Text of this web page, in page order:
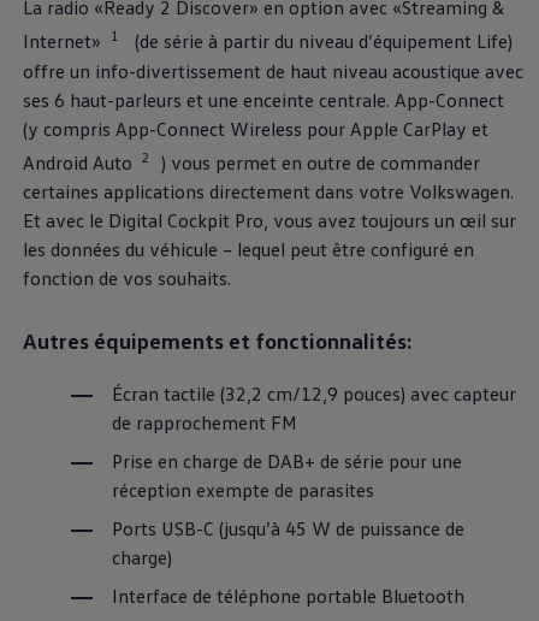
Manuel d'utilisation numérique
Garantie et financement
-> Informations utiles
-> REACH
-> Declarations of conformity
-> Action de rappel des moteurs diesel EA189
-> Informations sur les pneumatiques
-> Garantie
-> WLTP
-> Mises à jour logicielles
ID. Mise à jour du logiciel
Mise à jour GPS
Mises à jour logicielles pour véhicules
Innovations Volkswagen
Options numériques
Trouver des services pour votre modèle
Applications Volkswagen, connexion et
Connecter un téléphone mobile au véhicule
We Charge
Informations sur l'arrêt des réseaux 2G/3G
Liste des concessionnaires
Recherche de concessionnaire
Véhicules en stock
La radio «Ready 2 Discover» en option avec «Streaming &
Internet»
1
(de série à partir du niveau d’équipement Life)
offre un info-divertissement de haut niveau acoustique avec
ses 6 haut-parleurs et une enceinte centrale. App-Connect
(y compris App-Connect Wireless pour Apple CarPlay et
Android Auto
2
) vous permet en outre de commander
certaines applications directement dans votre Volkswagen.
Et avec le Digital Cockpit Pro, vous avez toujours un œil sur
les données du véhicule – lequel peut être configuré en
fonction de vos souhaits.
Autres équipements et fonctionnalités:
Écran tactile (32,2 cm/12,9 pouces) avec capteur
de rapprochement FM
Prise en charge de DAB+ de série pour une
réception exempte de parasites
Ports USB-C (jusqu’à 45 W de puissance de
charge)
Interface de téléphone portable Bluetooth